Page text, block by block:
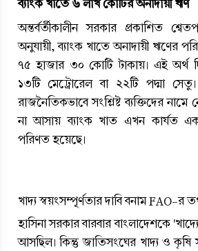
ব্যাংক খাতে ৬ লাখ কোটির অনাদায়ী ঋণ
অন্তর্বর্তীকালীন সরকার প্রকাশিত
অনুযায়ী, ব্যাংক খাতে অনাদায়ী ঋণের
৭৫ হাজার ৩০ কোটি টাকায়। এই অর্থ
১৩টি মেট্রোরেল বা ২২টি পদ্মা
রাজনৈতিকভাবে সংশ্লিষ্ট ব্যক্তিদের
না আসায় ব্যাংক খাত এখন কার্যত
পরিণত হয়েছে।
খাদ্য স্বয়ংসম্পূর্ণতার দাবি বনাম FAO-র
হাসিনা সরকার বারবার বাংলাদেশকে
আসছিল। কিন্তু জাতিসংঘের খাদ্য ও